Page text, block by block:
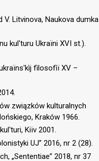
V. Litvinova, Naukova dumka
kul′turu Ukraїni XVI st.).
fìlosofìї XV –
związków kulturalnych
Kraków 1966.
Kiїv 2001.
UJ” 2016, nr 2 (28).
„Sententiae” 2018, nr 37